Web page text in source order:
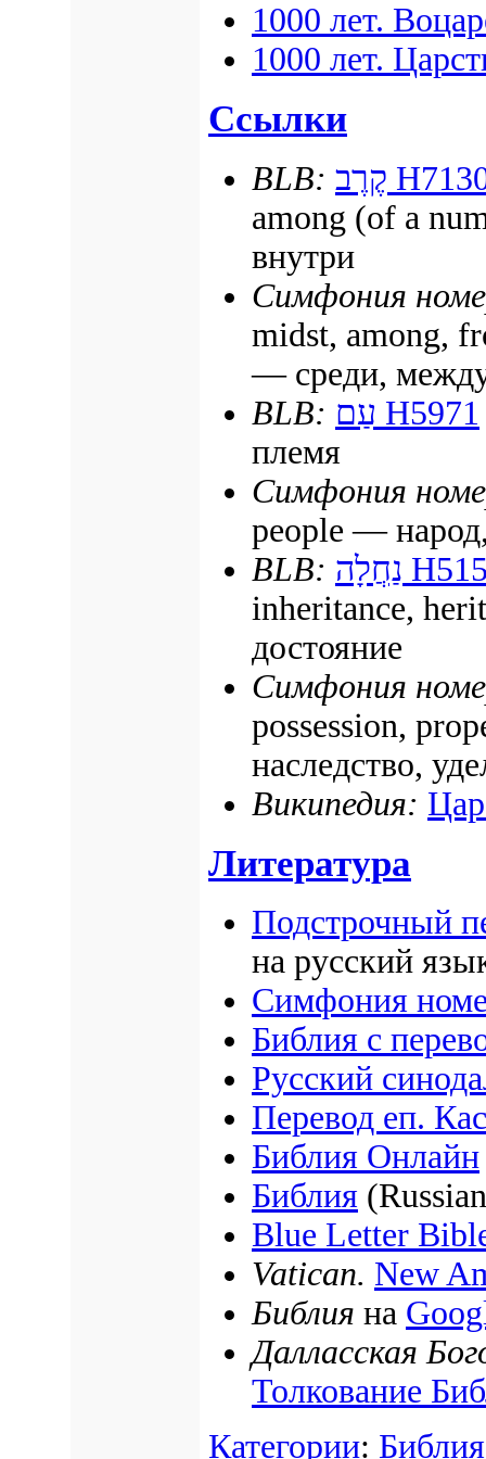
1000 лет.
1000 лет.
Ссылки
BLB: קֶרֶב
among (of a
внутри
Симфония
midst, among,
— среди,
BLB: עַם H5971
племя
Симфония
people —
BLB: נַחֲלָה
inheritance,
достояние
Симфония
possession,
наследство,
Википедия:
Литература
Подстрочный
на русский
Симфония
Библия с
Русский
Перевод еп.
Библия Онлайн
Библия
Blue Letter
Vatican. New
Библия на
Далласская
Толкование
Категории: Библия